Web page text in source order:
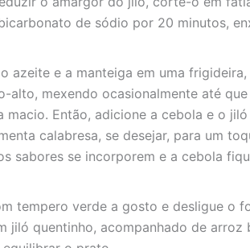
de sódio por 20 minutos,
azeite e a manteiga em uma
alto, mexendo ocasionalmente até que
macio. Então, adicione a cebola e o
calabresa, se desejar, para um
sabores se incorporem e a cebola
tempero verde a gosto e desligue o
jiló quentinho, acompanhado de arroz